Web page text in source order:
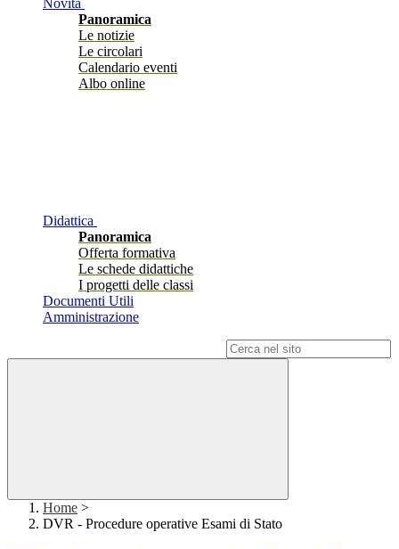
Novità
Panoramica
Le notizie
Le circolari
Calendario eventi
Albo online
Didattica
Panoramica
Offerta formativa
Le schede didattiche
I progetti delle classi
Documenti Utili
Amministrazione
Home >
DVR - Procedure operative Esami di Stato